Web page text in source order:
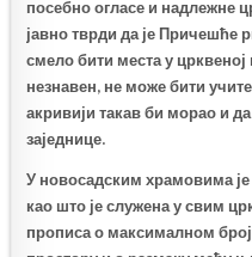
посебно огласе и надлежне
јавно тврди да је Причешће
смело бити места у црквеној
незнавен, не може бити
акривији такав би морао и
заједнице.
У новосадским храмовима је
као што је служена у свим
прописа о максималном